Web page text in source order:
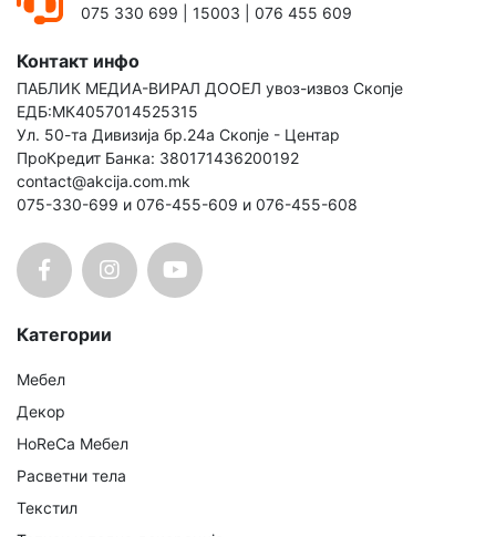
075 330 699
15003 076 455 609
Контакт инфо
ПАБЛИК МЕДИА-ВИРАЛ ДООЕЛ увоз-извоз Скопје
ЕДБ:МК4057014525315
Ул. 50-та Дивизија бр.24а Скопје - Центар
ПроКредит Банка: 380171436200192
contact@akcija.com.mk
075-330-699 и 076-455-609 и 076-455-608
Категории
Мебел
Декор
HoReCa Мебел
Расветни тела
Текстил